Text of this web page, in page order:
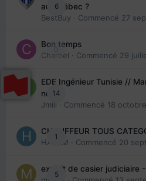
6
au Québec ?
BestBuy · Commencé 27
0
Bon temps
Charbel · Commencé 29
14
EDE Ingénieur Tunisie //
note
Jmili · Commencé 18
1
CHAUFFEUR TOUS
HAZEM · Commencé 20
5
extrait de casier judiciaire